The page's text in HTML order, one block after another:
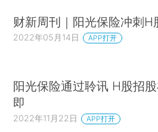
财新周刊｜阳光保险冲刺H
2022年05月14日 APP打开
阳光保险通过聆讯 H股招
即
2022年11月22日 APP打开